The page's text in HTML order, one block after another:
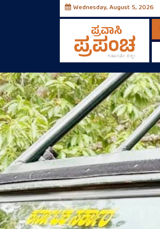
Wednesday, August 5, 2026